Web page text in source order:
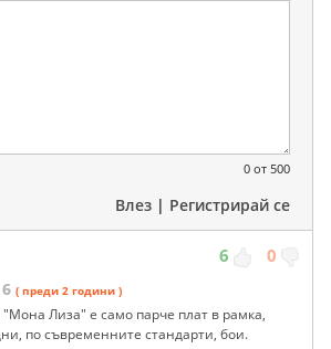
0 от 500
Влез | Регистрирай се
6 0
( преди 2 години )
"Мона Лиза" е само парче плат в рамка,
по съвременните стандарти, бои.